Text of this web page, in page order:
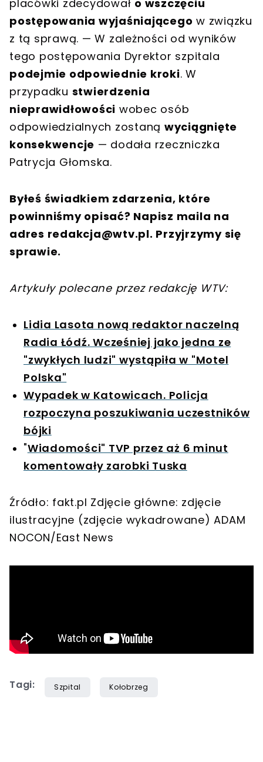
placówki zdecydował o wszczęciu
postępowania wyjaśniającego w związku
z tą sprawą. — W zależności od wyników
tego postępowania Dyrektor szpitala
podejmie odpowiednie kroki. W
przypadku stwierdzenia
nieprawidłowości wobec osób
odpowiedzialnych zostaną wyciągnięte
konsekwencje — dodała rzeczniczka
Patrycja Głomska.
Byłeś świadkiem zdarzenia, które
powinniśmy opisać? Napisz maila na
adres redakcja@wtv.pl. Przyjrzymy się
sprawie.
Artykuły polecane przez redakcję WTV:
Lidia Lasota nową redaktor naczelną
Radia Łódź. Wcześniej jako jedna ze
"zwykłych ludzi" wystąpiła w "Motel
Polska"
Wypadek w Katowicach. Policja
rozpoczyna poszukiwania uczestników
bójki
"Wiadomości" TVP przez aż 6 minut
komentowały zarobki Tuska
Źródło: fakt.pl Zdjęcie główne: zdjęcie
ilustracyjne (zdjęcie wykadrowane) ADAM
NOCON/East News
Tagi: Szpital Kołobrzeg